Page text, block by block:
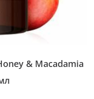
& Macadamia